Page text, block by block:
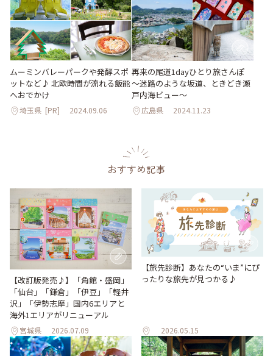
ムーミンバレーパークや発酵スポ
ットなど♪ 北欧時間が流れる飯能
へおでかけ
埼玉県 [PR] 2024.09.06
再来の尾道1dayひとり旅さんぽ
～迷路のような坂道、ときどき瀬
戸内海ビュー～
広島県 2024.11.23
おすすめ記事
【改訂版発売♪】「角館・盛岡」
「仙台」「鎌倉」「伊豆」「軽井
沢」「伊勢志摩」国内6エリアと
海外1エリアがリニューアル
宮城県 2026.07.09
【旅先診断】あなたの“いま”にぴ
ったりな旅先が見つかる♪
2026.05.15